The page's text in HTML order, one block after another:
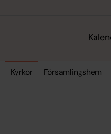
Kyrkor Församlingshem